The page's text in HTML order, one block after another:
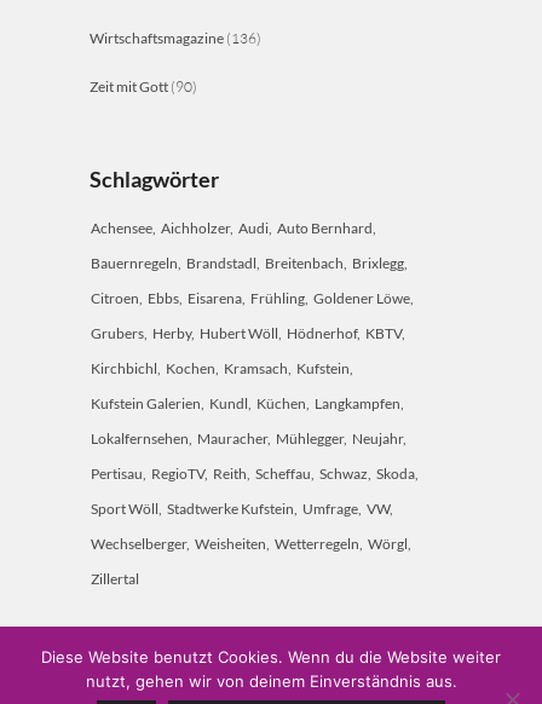
Wirtschaftsmagazine (136)
Zeit mit Gott (90)
Schlagwörter
Achensee Aichholzer Audi Auto Bernhard
Bauernregeln Brandstadl Breitenbach Brixlegg
Citroen Ebbs Eisarena Frühling Goldener Löwe
Grubers Herby Hubert Wöll Hödnerhof KBTV
Kirchbichl Kochen Kramsach Kufstein
Kufstein Galerien Kundl Küchen Langkampfen
Lokalfernsehen Mauracher Mühlegger Neujahr
Pertisau RegioTV Reith Scheffau Schwaz Skoda
Sport Wöll Stadtwerke Kufstein Umfrage VW
Wechselberger Weisheiten Wetterregeln Wörgl
Zillertal
Diese Website benutzt Cookies. Wenn du die Website weiter
nutzt, gehen wir von deinem Einverständnis aus.